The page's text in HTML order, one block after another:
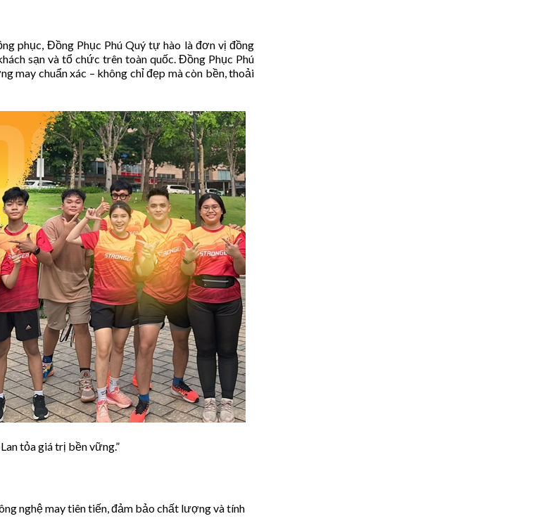
phục, Đồng Phục Phú Quý tự hào là đơn vị đồng
sạn và tổ chức trên toàn quốc. Đồng Phục Phú
may chuẩn xác – không chỉ đẹp mà còn bền, thoải
tỏa giá trị bền vững.”
nghệ may tiên tiến, đảm bảo chất lượng và tính